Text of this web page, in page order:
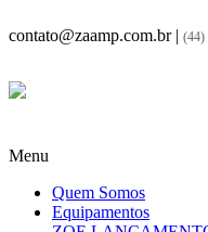
contato@zaamp.com.br | (44)
Menu
Quem Somos
Equipamentos